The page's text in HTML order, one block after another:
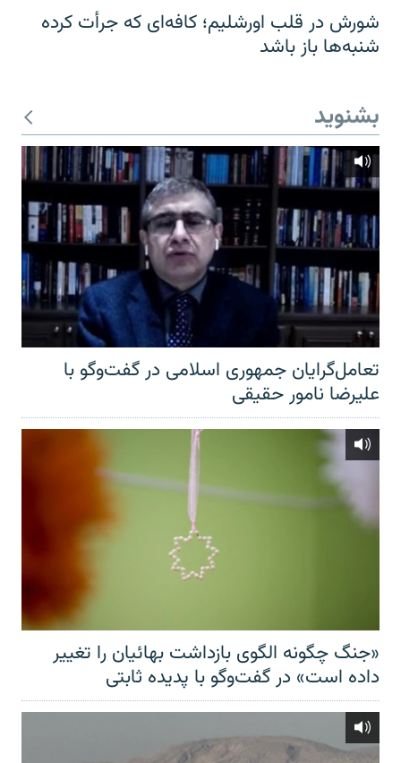
شورش در قلب اورشلیم؛ کافه‌ای که جرأت کرده
شنبه‌ها باز باشد
بشنوید
تعامل‌گرایان جمهوری اسلامی در گفت‌وگو با
علیرضا نامور حقیقی
«جنگ چگونه الگوی بازداشت بهائیان را تغییر
داده است» در گفت‌وگو با پدیده ثابتی